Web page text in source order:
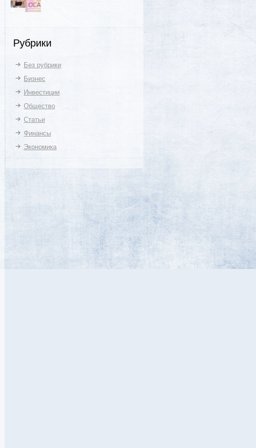
Рубрики
Без рубрики
Бизнес
Инвестиции
Общество
Статьи
Финансы
Экономика